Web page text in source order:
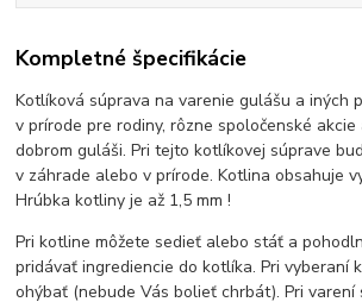
Kompletné špecifikácie
Kotlíková súprava na varenie gulášu a iných
v prírode pre rodiny, rôzne spoločenské
dobrom guláši. Pri tejto kotlíkovej súprave
v záhrade alebo v prírode. Kotlina obsahuje
Hrúbka kotliny je až 1,5 mm !
Pri kotline môžete sedieť alebo stáť a
pridávať ingrediencie do kotlíka. Pri vyberaní
ohýbať (nebude Vás bolieť chrbát). Pri varení